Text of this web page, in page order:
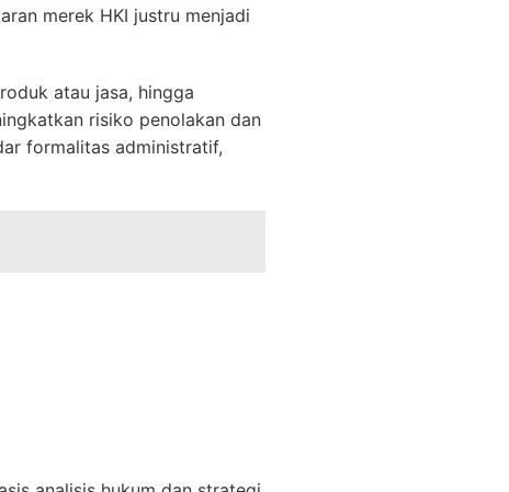
merek HKI justru menjadi
atau jasa, hingga
risiko penolakan dan
formalitas administratif,